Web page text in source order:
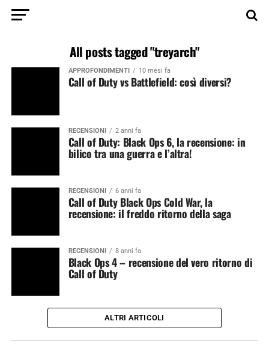
All posts tagged "treyarch"
APPROFONDIMENTI 10 mesi fa
Call of Duty vs Battlefield: così diversi?
RECENSIONI 2 anni fa
Call of Duty: Black Ops 6, la recensione: in
bilico tra una guerra e l’altra!
RECENSIONI 6 anni fa
Call of Duty Black Ops Cold War, la
recensione: il freddo ritorno della saga
RECENSIONI 8 anni fa
Black Ops 4 – recensione del vero ritorno di
Call of Duty
ALTRI ARTICOLI